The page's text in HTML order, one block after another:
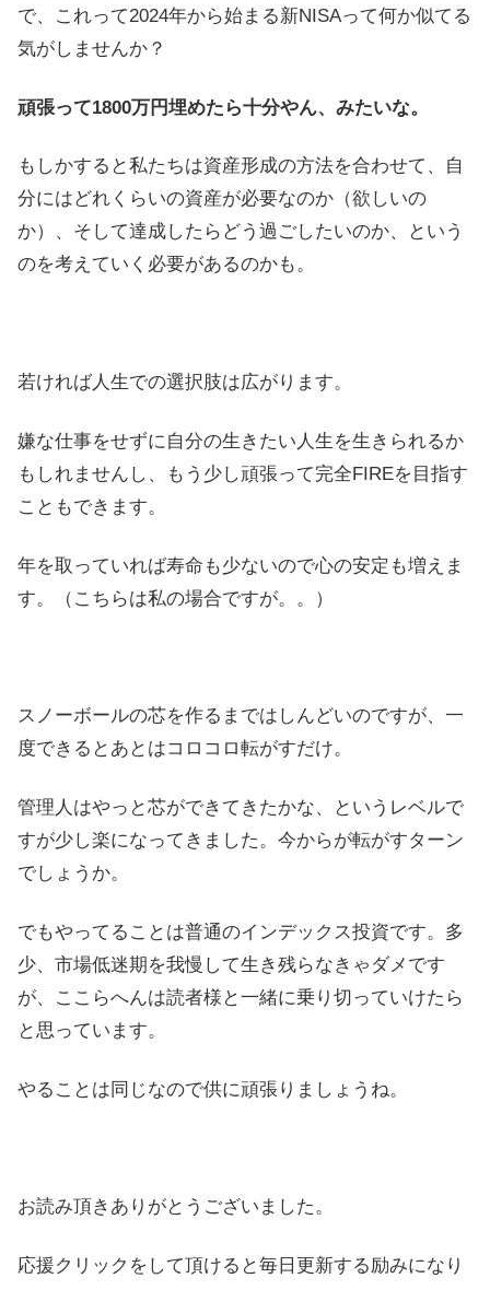
で、これって2024年から始まる新NISAって何か似てる
気がしませんか？
頑張って1800万円埋めたら十分やん、みたいな。
もしかすると私たちは資産形成の方法を合わせて、自
分にはどれくらいの資産が必要なのか（欲しいの
か）、そして達成したらどう過ごしたいのか、という
のを考えていく必要があるのかも。
若ければ人生での選択肢は広がります。
嫌な仕事をせずに自分の生きたい人生を生きられるか
もしれませんし、もう少し頑張って完全FIREを目指す
こともできます。
年を取っていれば寿命も少ないので心の安定も増えま
す。（こちらは私の場合ですが。。）
スノーボールの芯を作るまではしんどいのですが、一
度できるとあとはコロコロ転がすだけ。
管理人はやっと芯ができてきたかな、というレベルで
すが少し楽になってきました。今からが転がすターン
でしょうか。
でもやってることは普通のインデックス投資です。多
少、市場低迷期を我慢して生き残らなきゃダメです
が、ここらへんは読者様と一緒に乗り切っていけたら
と思っています。
やることは同じなので供に頑張りましょうね。
お読み頂きありがとうございました。
応援クリックをして頂けると毎日更新する励みになり